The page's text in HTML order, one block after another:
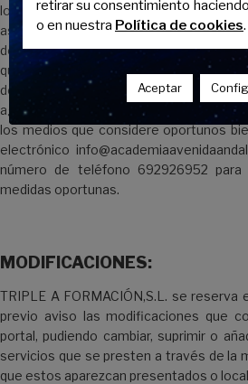
los Usuarios/as que remitan
asegurarán de que la misma sea veraz y
derecho de terceras personas ni la
que cualquier contenido o
derecho legítimo o la legalidad
agradecidos que se pusiera en
los medios que considere oportunos
electrónico
número de teléfono 692926952
medidas oportunas.
MODIFICACIONES:
TRIPLE A FORMACIÓN,S.L. se
previo aviso las modificaciones que
portal, pudiendo cambiar, suprimir o
servicios que se presten a través de la
que estos aparezcan presentados o
retirar su consentimiento
o en nuestra Política de cookies.
Aceptar